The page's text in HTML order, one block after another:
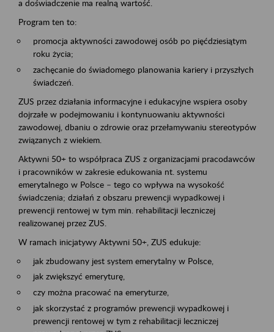
a doświadczenie ma realną wartość.
Program ten to:
promocja aktywności zawodowej osób po pięćdziesiątym
roku życia;
zachęcanie do świadomego planowania kariery i przyszłych
świadczeń.
ZUS przez działania informacyjne i edukacyjne wspiera osoby
dojrzałe w podejmowaniu i kontynuowaniu aktywności
zawodowej, dbaniu o zdrowie oraz przełamywaniu stereotypów
związanych z wiekiem.
Aktywni 50+ to współpraca ZUS z organizacjami pracodawców
i pracowników w zakresie edukowania nt. systemu
emerytalnego w Polsce – tego co wpływa na wysokość
świadczenia; działań z obszaru prewencji wypadkowej i
prewencji rentowej w tym min. rehabilitacji leczniczej
realizowanej przez ZUS.
W ramach inicjatywy Aktywni 50+, ZUS edukuje:
jak zbudowany jest system emerytalny w Polsce,
jak zwiększyć emeryturę,
czy można pracować na emeryturze,
jak skorzystać z programów prewencji wypadkowej i
prewencji rentowej w tym z rehabilitacji leczniczej